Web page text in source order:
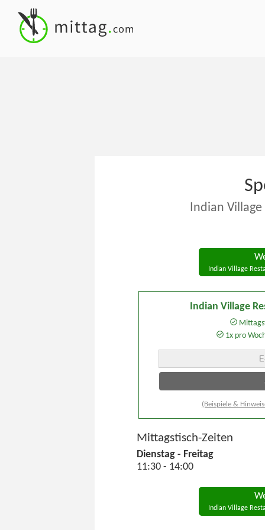
Indian
Indian Village
Indian Village
1x pro
(Beispiele &
Mittagstisch-Zeiten
Dienstag - Freitag
11:30 - 14:00
Indian Village